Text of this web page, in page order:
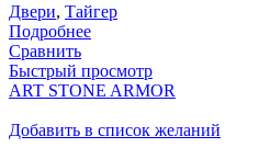
Двери, Тайгер
Подробнее
Сравнить
Быстрый просмотр
ART STONE ARMOR
Добавить в список желаний